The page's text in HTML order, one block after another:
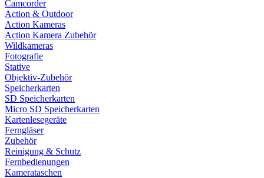
Camcorder
Action & Outdoor
Action Kameras
Action Kamera Zubehör
Wildkameras
Fotografie
Stative
Objektiv-Zubehör
Speicherkarten
SD Speicherkarten
Micro SD Speicherkarten
Kartenlesegeräte
Ferngläser
Zubehör
Reinigung & Schutz
Fernbedienungen
Kamerataschen